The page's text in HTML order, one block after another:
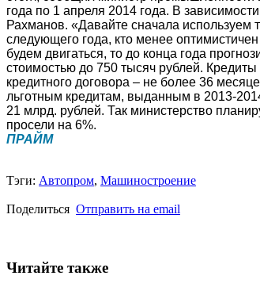
года по 1 апреля 2014 года. В
Рахманов. «Давайте сначала используем
следующего года, кто менее
будем двигаться, то до конца года
стоимостью до 750 тысяч рублей.
кредитного договора – не более 36
льготным кредитам, выданным в 2013-
21 млрд. рублей. Так министерство
просели на 6%.
ПРАЙМ
Тэги: Автопром, Машиностроение
Поделиться Отправить на email
Читайте также